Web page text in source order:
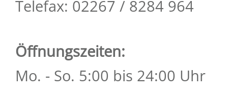
Telefax: 02267 / 8284 964
Öffnungszeiten:
Mo. - So. 5:00 bis 24:00 Uhr